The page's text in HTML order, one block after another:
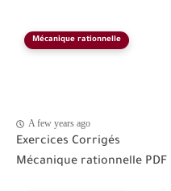
Mécanique rationnelle
A few years ago
Exercices Corrigés
Mécanique rationnelle PDF